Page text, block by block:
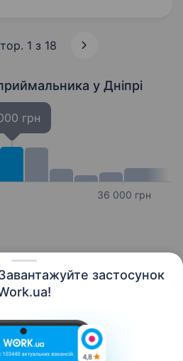
застосунок
1 з 18
у Дніпрі
грн
36 000 грн